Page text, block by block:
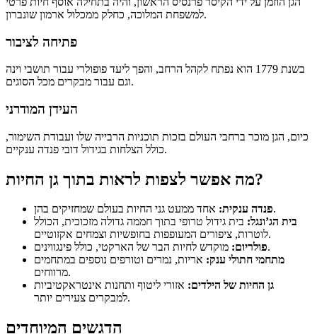
למשפחת המלוכה, כחלק ממכלול ארמון שונברון.
פתיחה לציבור
בשנת 1779 הוא נפתח לקהל הרחב, והפך ליעד פופולרי עבור תושבי וינה
וגם עבור מבקרים מכל הסוגים.
העידן המודרני
כיום, הגן מוכר ברחבי העולם בזכות תוכניות הרבייה שלו ועבודת השימור,
כולל הצלחות בגידול דובי פנדה ענקיים.
מה אפשר לצפות לראות בתוך גן החיות?
פנדה ענקית:אחד ממעט גני החיות בעולם שמחזיקים בהן.
בית הג’ונגל: בית גידול טרופי בתוך חממה גדולה מזכוכית, הכולל
לוטרות, ציפורים המעופפות בחופשיות וצמחים אקזוטיים.
פולריום:מוקדש לחיות הבר של הארקטי, כולל פינגווינים.
מתחמי חתולי ענק: אריות, נמרים וטורפים נוספים במתחמים
מרווחים.
גן החיות של הילדים: אזורי ליטוף ותחנות אינטראקטיביות
למבקרים צעירים יותר.
הדגשים המיוחדים